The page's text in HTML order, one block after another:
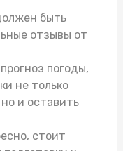
быть
отзывы от
погоды,
не только
и оставить
стоит